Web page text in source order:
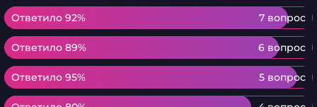
Ответило 92% 7 вопрос
Ответило 92%
Ответило 89% 6 вопрос
Ответило 89%
Ответило 95% 5 вопрос
Ответило 95%